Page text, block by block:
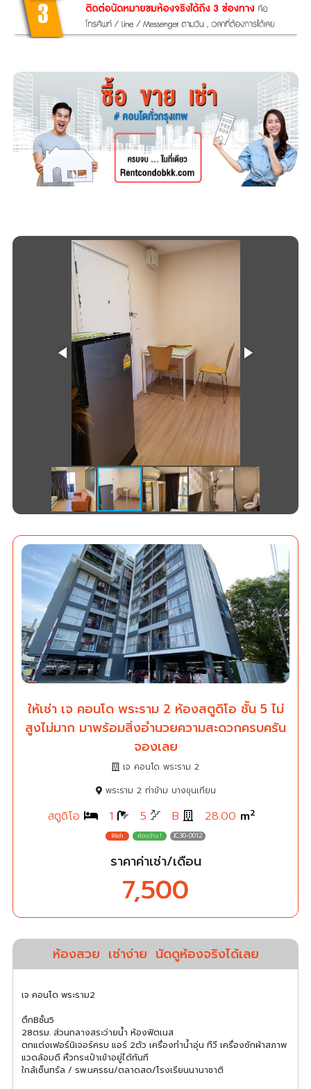
ให้เช่า เจ คอนโด พระราม 2 ห้องสตูดิโอ ชั้น 5 ไม่
สูงไม่มาก มาพร้อมสิ่งอำนวยความสะดวกครบครัน
จองเลย
เจ คอนโด พระราม 2
พระราม 2 ท่าข้าม บางขุนเทียน
สตูดิโอ 1 5 B 28.00 m2
JC30-0012
ราคาค่าเช่า/เดือน
7,500
ห้องสวย เช่าง่าย นัดดูห้องจริงได้เลย
เจ คอนโด พระราม2
ตึกBชั้น5
28ตรม. ส่วนกลางสระว่ายน้ำ ห้องฟิตเนส
ตกแต่งเฟอร์นิเจอร์ครบ แอร์ 2ตัว เครื่องทำน้ำอุ่น ทีวี เครื่องซักผ้าสภาพ
แวดล้อมดี หิ้วกระเป๋าเข้าอยู่ได้ทันที
ใกล้เซ็นทรัล / รพ.นครธน/ตลาดสด/โรงเรียนนานาชาติ